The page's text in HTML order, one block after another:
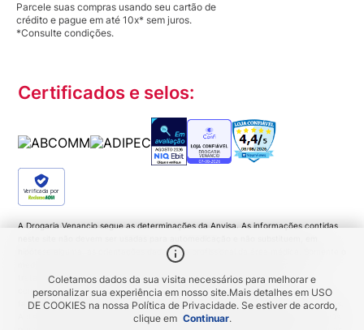
Coletamos dados da sua visita necessários para melhorar e
personalizar sua experiência em nosso site.Mais detalhes em USO
DE COOKIES na nossa Política de Privacidade. Se estiver de acordo,
clique em Continuar.
Parcele suas compras usando seu cartão de
crédito e pague em até 10x* sem juros.
*Consulte condições.
Certificados e selos:
Verificada por
A Drogaria Venancio segue as determinações da Anvisa. As informações contidas
hipótese alguma, as orientações dadas pelo profissional da área médica. Somente o
médico está apto a diagnosticar qualquer problema de saúde e prescrever o
tratamento adequado. Ao persistirem os sintomas um médico deverá ser
consultado. Medicamentos podem trazer riscos. Procure o médico e o
farmacêutico. Leia a bula. Todas as imagens deste site são meramente ilustrativas.
A disponibilidade de produtos variam de acordo com a quantidade em estoque. Os